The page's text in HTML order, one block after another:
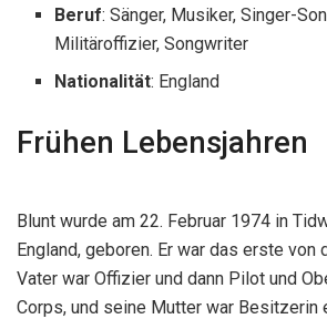
Beruf: Sänger, Musiker, Singer-
Militäroffizier, Songwriter
Nationalität: England
Frühen Lebensjahren
Blunt wurde am 22. Februar 1974 in
England, geboren. Er war das erste von
Vater war Offizier und dann Pilot und
Corps, und seine Mutter war Besitzerin